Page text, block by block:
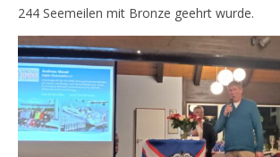
244 Seemeilen mit Bronze geehrt wurde.